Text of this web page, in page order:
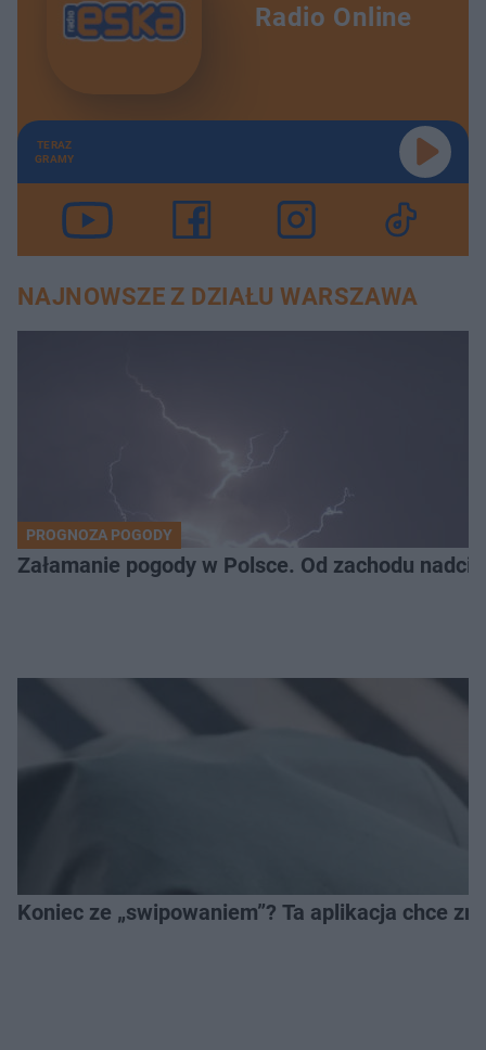
Radio Online
TERAZ
GRAMY
NAJNOWSZE Z DZIAŁU WARSZAWA
PROGNOZA POGODY
Załamanie pogody w Polsce. Od zachodu
Koniec ze „swipowaniem”? Ta aplikacja chce